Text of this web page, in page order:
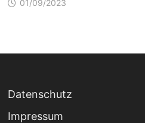
01/09/2023
Datenschutz
Impressum